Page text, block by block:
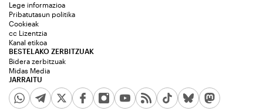
JARRAITU
Lege informazioa
Pribatutasun politika
Cookieak
cc Lizentzia
Kanal etikoa
BESTELAKO ZERBITZUAK
Bidera zerbitzuak
Midas Media